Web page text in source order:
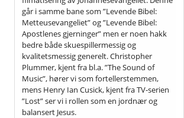
går i samme bane som ”Levende Bibel:
Metteusevangeliet” og ”Levende Bibel:
Apostlenes gjerninger” men er noen hakk
bedre både skuespillermessig og
kvalitetsmessig generelt. Christopher
Plummer, kjent fra bl.a. ”The Sound of
Music”, hører vi som fortellerstemmen,
mens Henry Ian Cusick, kjent fra TV-serien
”Lost” ser vi i rollen som en jordnær og
balansert Jesus.